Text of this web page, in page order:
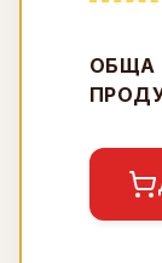
ОБЩА